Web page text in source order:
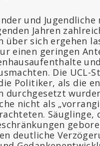
und Jugendliche
Jahren
über sich ergehen
einen geringen
und
Die UCL-
Politiker, als die
durchgesetzt
nicht als
Säuglinge,
deutliche